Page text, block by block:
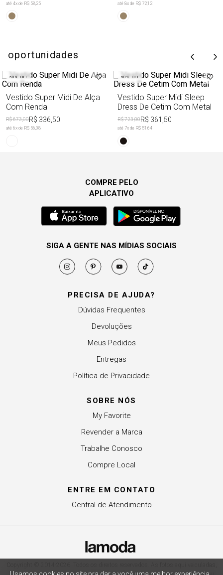
até 4x de R$ 58,25 até 8x de R$ 72,12
oportunidades
50% OFF
Vestido Super Midi De Alça
Com Renda
R$ 673,00R$ 336,50
até 6x de R$ 56,08
50% OFF
Vestido Super Midi Sleep
Dress De Cetim Com Metal
R$ 723,00R$ 361,50
até 7x de R$ 51,64
PRECISA DE AJUDA?
Dúvidas Frequentes
Devoluções
Meus Pedidos
Entregas
Política de Privacidade
SOBRE NÓS
My Favorite
Revender a Marca
Trabalhe Conosco
Compre Local
ENTRE EM CONTATO
Central de Atendimento
COMPRE PELO
APLICATIVO
SIGA A GENTE NAS MÍDIAS SOCIAIS